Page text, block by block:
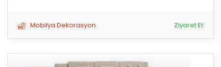
Mobilya Dekorasyon Ziyaret Et